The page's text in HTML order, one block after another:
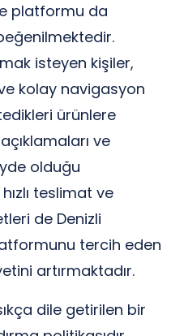
platformu da
isteyen kişiler,
kolay navigasyon
ürünlere
ve
olduğu
teslimat ve
de Denizli
tercih eden
artırmaktadır.
dile getirilen bir